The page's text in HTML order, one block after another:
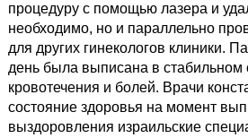
процедуру с помощью лазера и
необходимо, но и параллельно
для других гинекологов клиники.
день была выписана в стабильном
кровотечения и болей. Врачи
состояние здоровья на момент
выздоровления израильские